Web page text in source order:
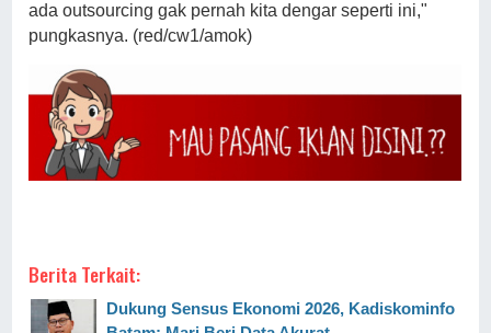
ada outsourcing gak pernah kita dengar seperti ini,"
pungkasnya. (red/cw1/amok)
Berita Terkait:
Dukung Sensus Ekonomi 2026, Kadiskominfo